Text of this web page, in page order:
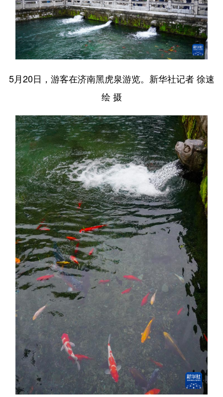
5月20日，游客在济南黑虎泉游览。新华社记者 徐速
绘 摄